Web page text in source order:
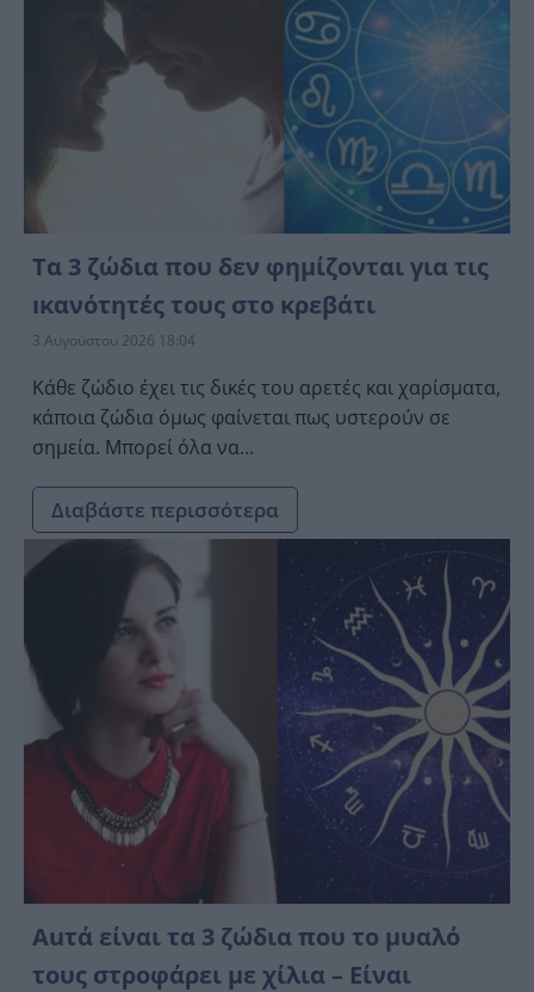
Τα 3 ζώδια που δεν φημίζονται για τις
ıκανότητές τους στο κρεβάτι
3 Αυγούστου 2026 18:04
Κάθε ζώδιο έχει τις δικές του αρετές και χαρίσματα,
κάποια ζώδια όμως φαίνεται πως υστερούν σε
σημεία. Μπορεί όλα να...
Διαβάστε περισσότερα
Αuτά είναι τα 3 ζώδια που το μυαλό
τους στροφάρει με χίλια – Είναι